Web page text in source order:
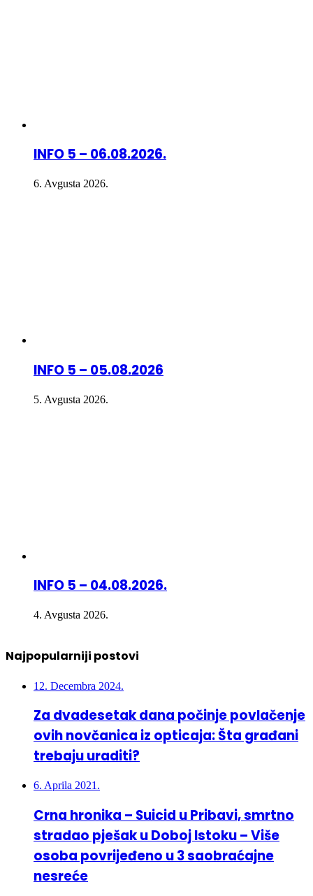
INFO 5 – 06.08.2026.
6. Avgusta 2026.
INFO 5 – 05.08.2026
5. Avgusta 2026.
INFO 5 – 04.08.2026.
4. Avgusta 2026.
Najpopularniji postovi
12. Decembra 2024.
Za dvadesetak dana počinje povlačenje
ovih novčanica iz opticaja: Šta građani
trebaju uraditi?
6. Aprila 2021.
Crna hronika – Suicid u Pribavi, smrtno
stradao pješak u Doboj Istoku – Više
osoba povrijeđeno u 3 saobraćajne
nesreće